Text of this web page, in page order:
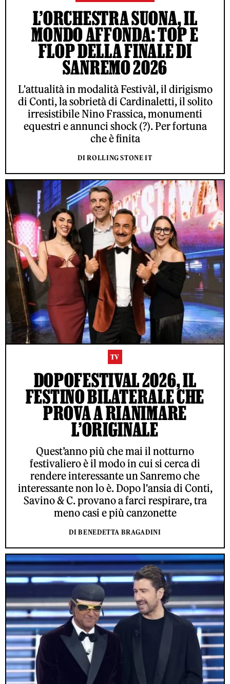
L’ORCHESTRA SUONA, IL
MONDO AFFONDA: TOP E
FLOP DELLA FINALE DI
SANREMO 2026
L'attualità in modalità Festivàl, il dirigismo
di Conti, la sobrietà di Cardinaletti, il solito
irresistibile Nino Frassica, monumenti
equestri e annunci shock (?). Per fortuna
che è finita
DI ROLLING STONE IT
TV
DOPOFESTIVAL 2026, IL
FESTINO BILATERALE CHE
PROVA A RIANIMARE
L’ORIGINALE
Quest’anno più che mai il notturno
festivaliero è il modo in cui si cerca di
rendere interessante un Sanremo che
interessante non lo è. Dopo l'ansia di Conti,
Savino & C. provano a farci respirare, tra
meno casi e più canzonette
DI BENEDETTA BRAGADINI